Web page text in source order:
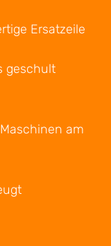
Ersatzeile
geschult
am